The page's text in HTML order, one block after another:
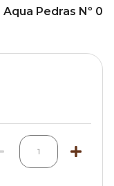
Pedras Nº 0
1